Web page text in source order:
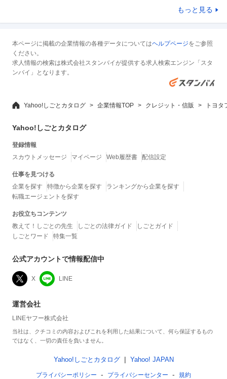
もっと見る
本ページに掲載の企業情報の各種データについてはヘルプページをご参照
ください。
求人情報の検索は株式会社スタンバイが提供する求人検索エンジン「スタ
ンバイ」となります。
Yahoo!しごとカタログ 企業情報TOP クレジット・信販 トヨ
Yahoo!しごとカタログ
登録情報
スカウトメッセージ
マイページ Web履歴書 配信設定
仕事を見つける
企業を探す
特徴から企業を探す
ランキングから企業を探す
転職エージェントを探す
お役立ちコンテンツ
教えて！しごとの先生
しごとの法律ガイド
しごとガイド
しごとワード
特集一覧
公式アカウントで情報配信中
X LINE
運営会社
LINEヤフー株式会社
当社は、クチコミの内容およびこれを利用した結果について、何ら保証するもの
ではなく、一切の責任を負いません。
Yahoo!しごとカタログ Yahoo! JAPAN
プライバシーポリシー プライバシーセンター 規約